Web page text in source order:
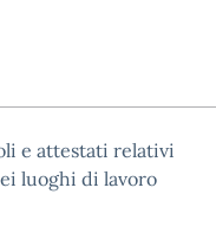
e attestati relativi
luoghi di lavoro